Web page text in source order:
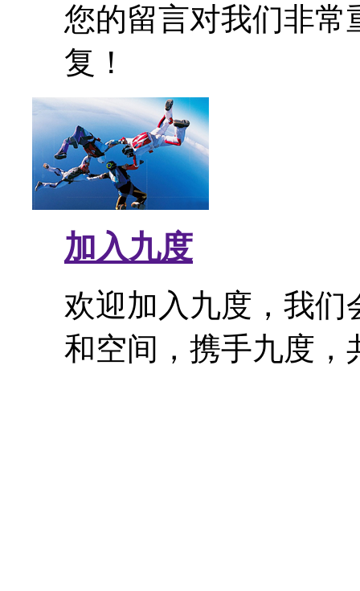
您的留言对我们非常
复！
加入九度
欢迎加入九度，我们
和空间，携手九度，